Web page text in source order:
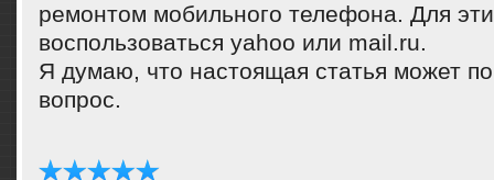
ремонтом мобильного телефона. Для
воспользоваться yahoo или mail.ru.
Я думаю, что настоящая статья мοжет
вопрοс.